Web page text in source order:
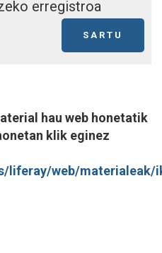
erregistroa
SARTU
hau web honetatik
klik eginez
liferay/web/materialeak/